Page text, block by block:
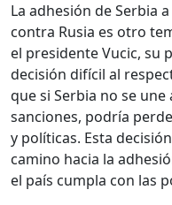
La adhesión de Serbia
contra Rusia es otro
el presidente Vucic, su
decisión difícil al
que si Serbia no se une
sanciones, podría
y políticas. Esta
camino hacia la
el país cumpla con las